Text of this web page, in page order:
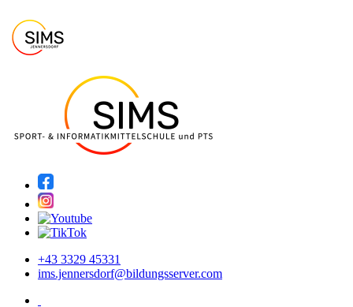
+43 3329 45331
ims.jennersdorf@bildungsserver.com